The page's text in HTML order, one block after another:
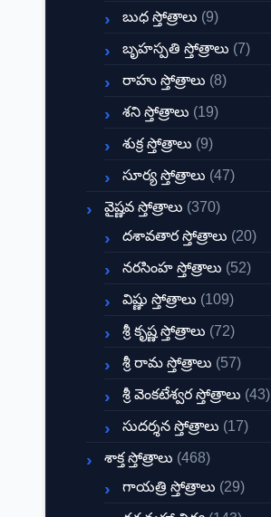
బుధ స్తోత్రాలు (9)
బృహస్పతి స్తోత్రాలు (7)
రాహు స్తోత్రాలు (8)
శని స్తోత్రాలు (19)
శుక్ర స్తోత్రాలు (9)
సూర్య స్తోత్రాలు (47)
వైష్ణవ స్తోత్రాలు (370)
దశావతార స్తోత్రాలు (20)
నరసింహ స్తోత్రాలు (52)
విష్ణు స్తోత్రాలు (109)
శ్రీ కృష్ణ స్తోత్రాలు (72)
శ్రీ రామ స్తోత్రాలు (57)
శ్రీ వెంకటేశ్వర స్తోత్రాలు (43)
సుదర్శన స్తోత్రాలు (17)
శాక్త స్తోత్రాలు (468)
గాయత్రి స్తోత్రాలు (29)